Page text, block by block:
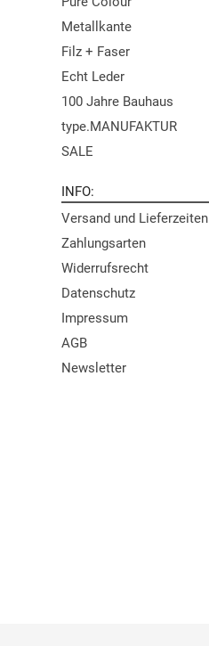
Metallkante
Filz + Faser
Echt Leder
100 Jahre Bauhaus
type.MANUFAKTUR
SALE
INFO
Versand und Lieferzeiten
Zahlungsarten
Widerrufsrecht
Datenschutz
Impressum
AGB
Newsletter